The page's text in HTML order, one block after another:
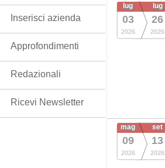
lug
03
2026
lug
26
2026
mag
09
2026
set
13
2026
Inserisci azienda
Approfondimenti
Redazionali
Ricevi Newsletter